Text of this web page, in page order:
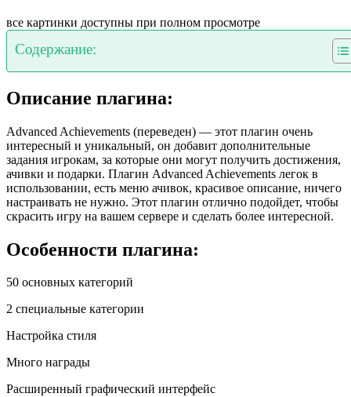
все картинки доступны при полном просмотре
Содержание:
Описание плагина:
Advanced Achievements (переведен) — этот плагин очень
интересный и уникальный, он добавит дополнительные
задания игрокам, за которые они могут получить достижения,
ачивки и подарки. Плагин Advanced Achievements легок в
использовании, есть меню ачивок, красивое описание, ничего
настраивать не нужно. Этот плагин отлично подойдет, чтобы
скрасить игру на вашем сервере и сделать более интересной.
Особенности плагина:
50 основных категорий
2 специальные категории
Настройка стиля
Много награды
Расширенный графический интерфейс